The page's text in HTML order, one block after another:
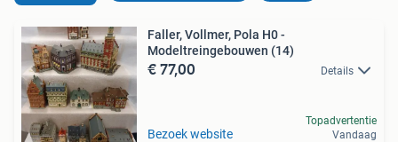
Faller, Vollmer, Pola H0 -
Modeltreingebouwen (14)
€ 77,00 Details
Bezoek website
Topadvertentie
Vandaag